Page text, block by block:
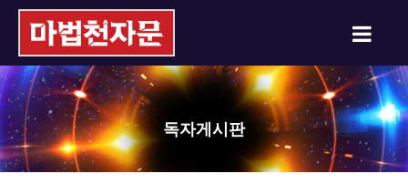
독자게시판